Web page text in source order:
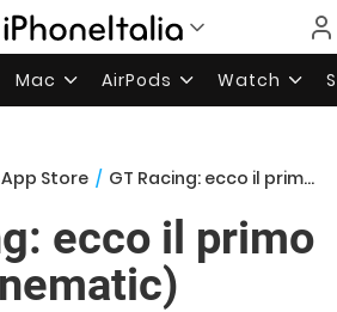
Mac AirPods Watch
Store / GT Racing: ecco il primo video (Cinematic)
ecco il primo